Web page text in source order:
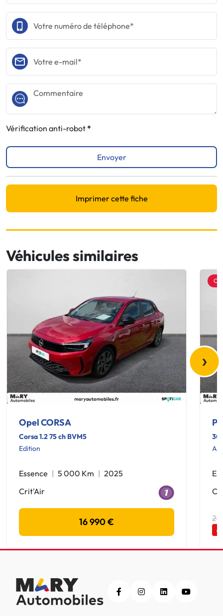
Vérification anti-robot
Envoyer
Imprimer cette fiche
Véhicules similaires
Opel CORSA
Corsa 1.2 75 ch BVM5
Edition
Essence 5 000 Km
2025
Crit'Air
16 990 €
-
›